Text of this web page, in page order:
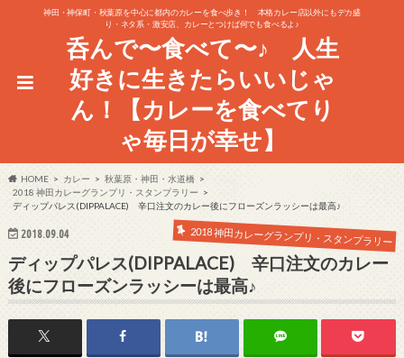
神田・神保町・秋葉原を中心に都内のカレーを食べ歩き！ 本格カレー店以外にもデカ盛
り・ネタ系・激安店、カレーとつけば何でも食べるよ♪
呑んで〜食べて〜♪ 人生
好きに生きたらいいじゃ
ん！【カレーを食べてり
ゃ毎日が幸せ】
HOME カレー
秋葉原・神田・水道橋
2018 神田カレーグランプリ・スタンプラリー
ディップパレス(DIPPALACE) 辛口注文のカレー後にフローズンラッシーは最高♪
2018.09.04 2018 神田カレーグランプリ・スタンプラリー
ディップパレス(DIPPALACE) 辛口注文のカレー
後にフローズンラッシーは最高♪